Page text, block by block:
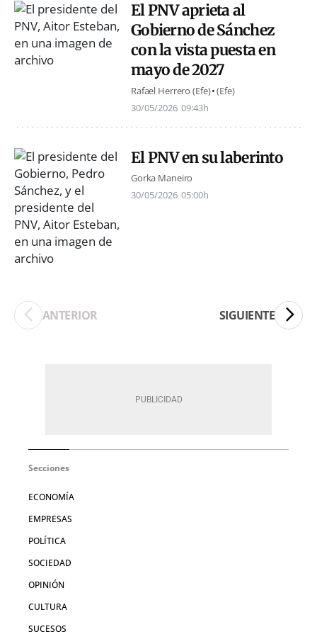
El PNV aprieta al
Gobierno de Sánchez
con la vista puesta en
mayo de 2027
Rafael Herrero (Efe) (Efe)
30/05/2026 09:43h
El PNV en su laberinto
Gorka Maneiro
30/05/2026 05:00h
ANTERIOR SIGUIENTE
Secciones
ECONOMÍA
EMPRESAS
POLÍTICA
SOCIEDAD
OPINIÓN
CULTURA
SUCESOS